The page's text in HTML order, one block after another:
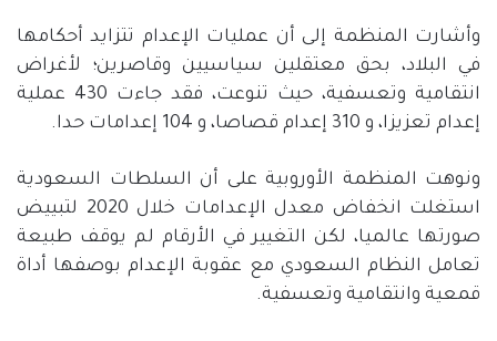
وأشارت المنظمة إلى أن عمليات الإعدام تتزايد أحكامها
في البلاد، بحق معتقلين سياسيين وقاصرين؛ لأغراض
انتقامية وتعسفية، حيث تنوعت، فقد جاءت 430 عملية
إعدام تعزيزا، و 310 إعدام قصاصا، و 104 إعدامات حدا.
ونوهت المنظمة الأوروبية على أن السلطات السعودية
استغلت انخفاض معدل الإعدامات خلال 2020 لتبييض
صورتها عالميا، لكن التغيير في الأرقام لم يوقف طبيعة
تعامل النظام السعودي مع عقوبة الإعدام بوصفها أداة
قمعية وانتقامية وتعسفية.